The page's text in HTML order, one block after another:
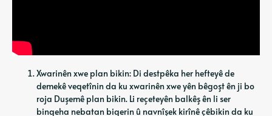
Xwarinên xwe plan bikin: Di destpêka her hefteyê de
demekê veqetînin da ku xwarinên xwe yên bêgoşt ên ji bo
roja Duşemê plan bikin. Li reçeteyên balkêş ên li ser
bingeha nebatan bigerin û navnîşek kirînê çêbikin da ku